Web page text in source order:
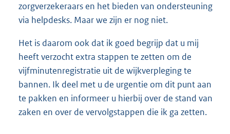
zorgverzekeraars en het bieden van ondersteuning
via helpdesks. Maar we zijn er nog niet.
Het is daarom ook dat ik goed begrijp dat u mij
heeft verzocht extra stappen te zetten om de
vijfminutenregistratie uit de wijkverpleging te
bannen. Ik deel met u de urgentie om dit punt aan
te pakken en informeer u hierbij over de stand van
zaken en over de vervolgstappen die ik ga zetten.